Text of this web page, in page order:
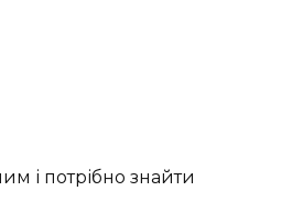
і потрібно знайти